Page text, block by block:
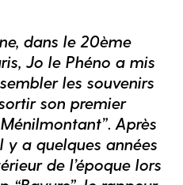
dans le 20ème
Jo le Phéno a mis
les souvenirs
son premier
Après
a quelques années
de l’époque lors